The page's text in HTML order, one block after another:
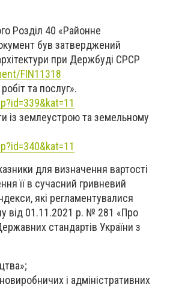
Розділ 40 «Районне
був затверджений
при Держбуді СРСР
FIN11318
та послуг».
із землеустрою та земельному
для визначення вартості
її в сучасний гривневий
які регламентувалися
від 01.11.2021 р. № 281 «Про
стандартів України з
і адміністративних